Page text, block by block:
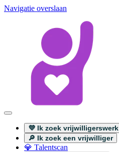
Navigatie overslaan
💜 Ik zoek vrijwilligerswerk
🔎 Ik zoek een vrijwilliger
💎 Talentscan